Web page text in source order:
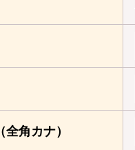
（全角カナ）